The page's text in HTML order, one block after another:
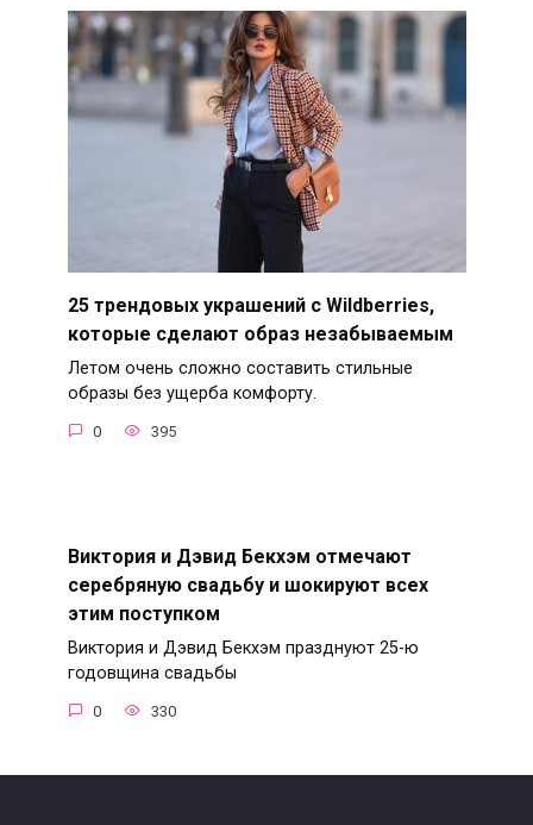
25 трендовых украшений с Wildberries,
которые сделают образ незабываемым
Летом очень сложно составить стильные
образы без ущерба комфорту.
0 395
Виктория и Дэвид Бекхэм отмечают
серебряную свадьбу и шокируют всех
этим поступком
Виктория и Дэвид Бекхэм празднуют 25-ю
годовщина свадьбы
0 330